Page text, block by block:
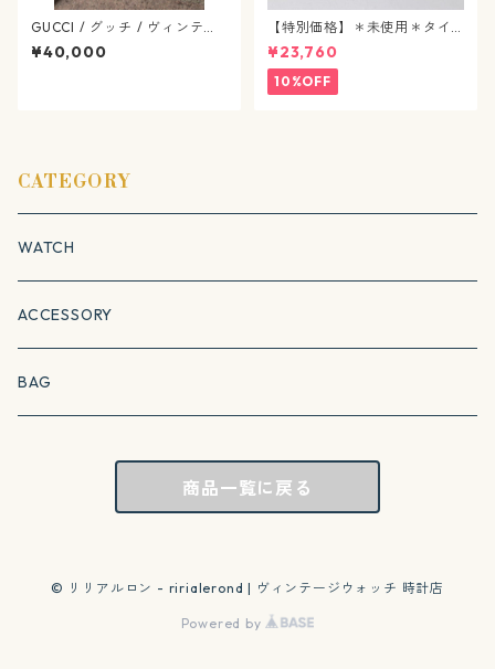
GUCCI / グッチ / ヴィンテー
ジ ウォッチ / クオーツ / SS ブ
ラック / Gリンク(G-LINK) / Y
¥40,000
【特別価格】＊未使用＊タイ
タック&カフスボタン / 合成パ
ール / j90
¥23,760
10%OFF
CATEGORY
WATCH
ACCESSORY
BAG
商品一覧に戻る
© リリアルロン - ririalerond | ヴィンテージウォッチ 時計店
Powered by